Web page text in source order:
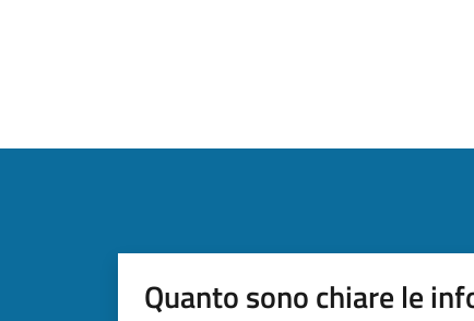
Quanto sono chiare le